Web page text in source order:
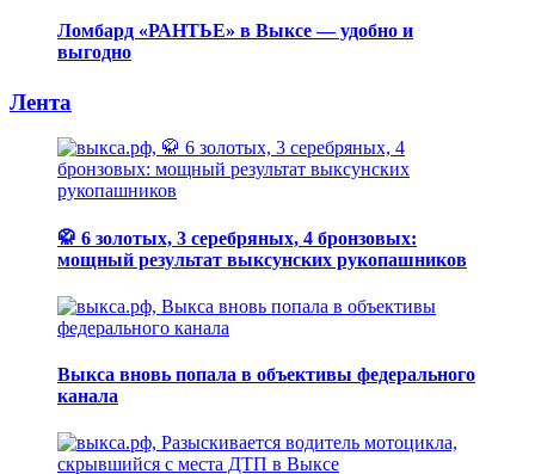
Ломбард «РАНТЬЕ» в Выксе — удобно и
выгодно
Лента
🥋 6 золотых, 3 серебряных, 4 бронзовых:
мощный результат выксунских рукопашников
Выкса вновь попала в объективы федерального
канала